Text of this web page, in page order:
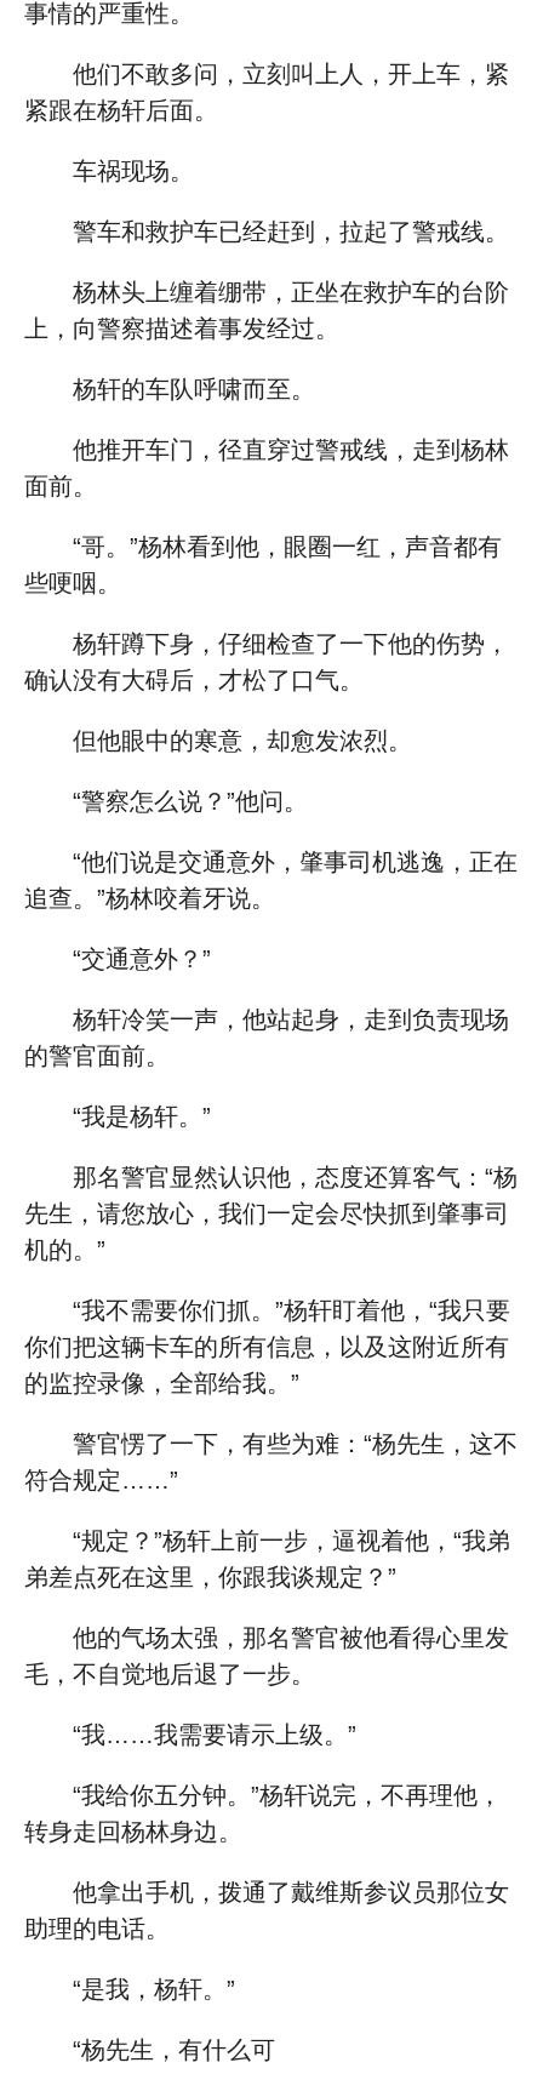
事情的严重性。
他们不敢多问，立刻叫上人，开上车，紧
紧跟在杨轩后面。
车祸现场。
警车和救护车已经赶到，拉起了警戒线。
杨林头上缠着绷带，正坐在救护车的台阶
上，向警察描述着事发经过。
杨轩的车队呼啸而至。
他推开车门，径直穿过警戒线，走到杨林
面前。
“哥。”杨林看到他，眼圈一红，声音都有
些哽咽。
杨轩蹲下身，仔细检查了一下他的伤势，
确认没有大碍后，才松了口气。
但他眼中的寒意，却愈发浓烈。
“警察怎么说？”他问。
“他们说是交通意外，肇事司机逃逸，正在
追查。”杨林咬着牙说。
“交通意外？”
杨轩冷笑一声，他站起身，走到负责现场
的警官面前。
“我是杨轩。”
那名警官显然认识他，态度还算客气：“杨
先生，请您放心，我们一定会尽快抓到肇事司
机的。”
“我不需要你们抓。”杨轩盯着他，“我只要
你们把这辆卡车的所有信息，以及这附近所有
的监控录像，全部给我。”
警官愣了一下，有些为难：“杨先生，这不
符合规定……”
“规定？”杨轩上前一步，逼视着他，“我弟
弟差点死在这里，你跟我谈规定？”
他的气场太强，那名警官被他看得心里发
毛，不自觉地后退了一步。
“我……我需要请示上级。”
“我给你五分钟。”杨轩说完，不再理他，
转身走回杨林身边。
他拿出手机，拨通了戴维斯参议员那位女
助理的电话。
“是我，杨轩。”
“杨先生，有什么可